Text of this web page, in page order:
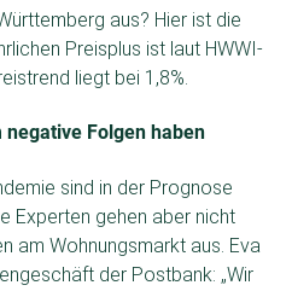
aus? Hier ist die
Preisplus ist laut HWWI-
liegt bei 1,8%.
Folgen haben
sind in der Prognose
Experten gehen aber nicht
am Wohnungsmarkt aus. Eva
der Postbank: „Wir